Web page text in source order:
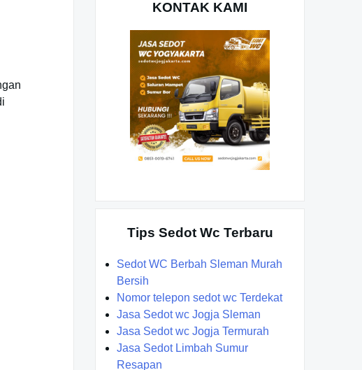
KONTAK KAMI
Tips Sedot Wc Terbaru
Sedot WC Berbah Sleman Murah
Bersih
Nomor telepon sedot wc Terdekat
Jasa Sedot wc Jogja Sleman
Jasa Sedot wc Jogja Termurah
Jasa Sedot Limbah Sumur
Resapan